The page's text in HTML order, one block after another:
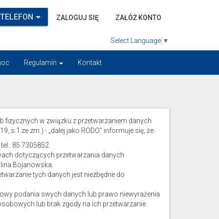
ZALOGUJ SIĘ ZAŁÓŻ KONTO
Select Language ▼
Regulamin Kontakt
fizycznych w związku z przetwarzaniem danych
s.1 ze zm.) - „dalej jako RODO” informuje się, że:
85 7305852.
dotyczących przetwarzania danych
Bojanowska.
tych danych jest niezbędne do
podania swych danych lub prawo niewyrażenia
lub brak zgody na ich przetwarzanie